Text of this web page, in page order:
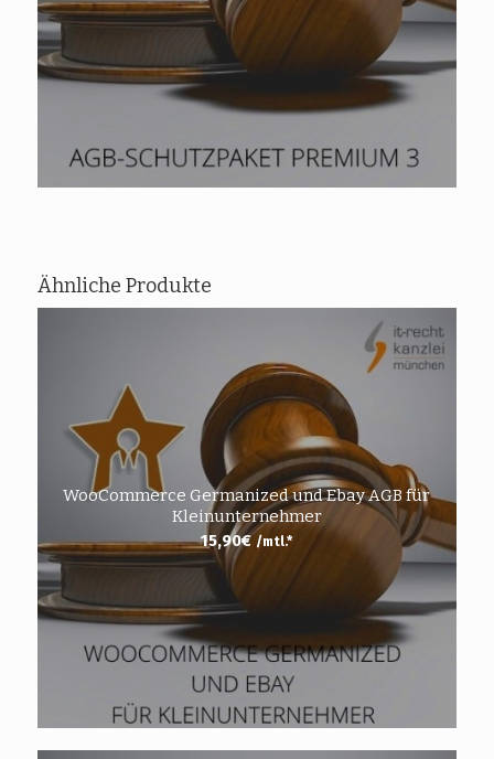
Ähnliche Produkte
WooCommerce Germanized und Ebay AGB für
Kleinunternehmer
15,90€ /mtl.*